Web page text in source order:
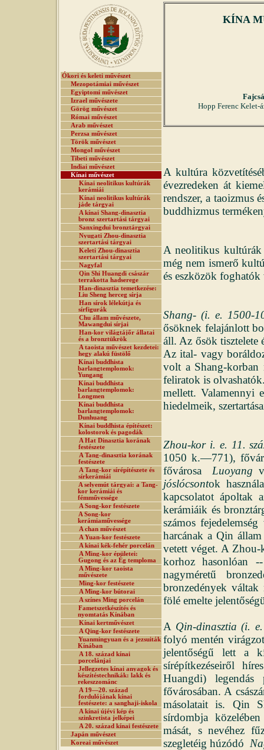
Ókori és keleti művészet
Mezopotámiai művészet
Egyiptomi művészet
Izrael művészete
Görög művészet
Római művészet
Arab művészet
Perzsa művészet
Török művészet
Mongol művészet
Tibeti művészet
Indiai művészet
Kínai művészet
Kínai neolitikus kultúrák
kerámiái
Kínai neolitikus kultúrák
jáde tárgyai
A kínai Shang-dinasztia
bronz szertartási tárgyai
Sanxingdui bronztárgyai
Nyugati Zhou-dinasztia
szertartási tárgyai
Keleti Zhou-dinasztia
szertartási tárgyai
Nagyfal
Qin Shi Huangdi császár
terrakotta hadserege
Han-dinasztia temetkezése:
Liu Sheng herceg sírja
Han sírok lélekútja és
sírfigurák
Chu állam művészete,
Mawangdui sírjai
Han-kor világtájőr állatai
és a bronztükrök
A taoista művészet kezdetei:
hegy alakú füstölő
Kínai buddhista
barlangtemplomok:
Yungang
Kínai buddhista
barlangtemplomok:
Longmen
Kínai buddhista
barlangtemplomok:
Dunhuang
Kínai buddhista építészet:
kolostorok és pagodák
A Hat Dinasztia korának
festészete
A Tang-dinasztia korának
festészete
A Tang-kor sírépítészete és
sírkerámiái
A selyemút tárgyai: a Tang-
kor kerámiái és
fémművessége
A Song-kor festészete
A Song-kor
kerámiaművessége
A chan művészet
A Yuan-kor festészete
A kínai kék-fehér porcelán
A Ming-kor épületei:
Gugong és az Ég temploma
A Ming-kor taoista
művészete
Ming-kor festészete
A Ming-kor bútorai
A színes Ming porcelán
Fametszetkészítés és
nyomtatás Kínában
Kínai kertművészet
A Qing-kor festészete
Yuanmingyuan és a jezsuiták
Kínában
A 18. század kínai
porcelánjai
Jellegzetes kínai anyagok és
készítéstechnikák: lakk és
rekeszzománc
A 19—20. század
fordulójának kínai
festészete: a sanghaji-iskola
A kínai újévi kép és
szinkretista jelképei
A 20. század kínai festészete
Japán művészet
Koreai művészet
KÍNA
Hopp Ferenc Kelet-
A kultúra
évezredeken át
rendszer, a taoizmus
buddhizmus
A neolitikus
még nem ismerő
és eszközök
Shang- (i. e. 1500-
ősöknek felajánlott
áll. Az ősök tisztelete
Az ital- vagy
volt a Shang-korban
feliratok is
mellett. Valamennyi
hiedelmeik,
Zhou-kor i. e. 11.
1050 k.—771),
fővárosa Luoyang
jóslócsontok
kapcsolatot ápoltak
kerámiáik és
számos
harcának a Qin
vetett véget. A Zhou-
korhoz hasonlóan
nagyméretű
bronzedények váltak
fölé emelte
A Qin-dinasztia (i.
folyó mentén
jelentőségű lett a
sírépítkezéseiről
Huangdi)
fővárosában. A
másolatait is. Qin
sírdombja
mását, s nevéhez
szegletéig húzódó